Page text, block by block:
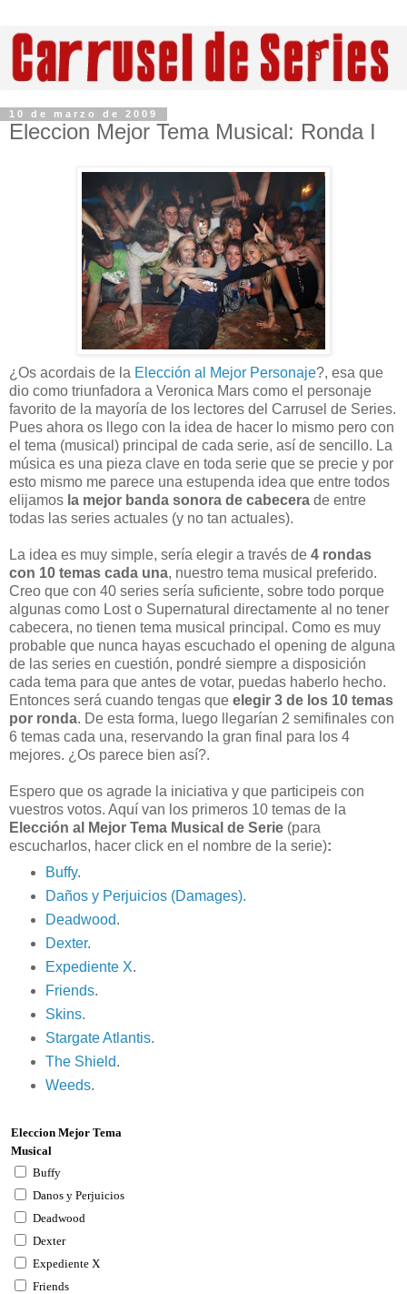
10 de marzo de 2009
Eleccion Mejor Tema Musical: Ronda I
¿Os acordais de la Elección al Mejor Personaje?, esa que
dio como triunfadora a Veronica Mars como el personaje
favorito de la mayoría de los lectores del Carrusel de Series.
Pues ahora os llego con la idea de hacer lo mismo pero con
el tema (musical) principal de cada serie, así de sencillo. La
música es una pieza clave en toda serie que se precie y por
esto mismo me parece una estupenda idea que entre todos
elijamos la mejor banda sonora de cabecera de entre
todas las series actuales (y no tan actuales).
La idea es muy simple, sería elegir a través de 4 rondas
con 10 temas cada una, nuestro tema musical preferido.
Creo que con 40 series sería suficiente, sobre todo porque
algunas como Lost o Supernatural directamente al no tener
cabecera, no tienen tema musical principal. Como es muy
probable que nunca hayas escuchado el opening de alguna
de las series en cuestión, pondré siempre a disposición
cada tema para que antes de votar, puedas haberlo hecho.
Entonces será cuando tengas que elegir 3 de los 10 temas
por ronda. De esta forma, luego llegarían 2 semifinales con
6 temas cada una, reservando la gran final para los 4
mejores. ¿Os parece bien así?.
Espero que os agrade la iniciativa y que participeis con
vuestros votos. Aquí van los primeros 10 temas de la
Elección al Mejor Tema Musical de Serie (para
escucharlos, hacer click en el nombre de la serie):
Buffy.
Daños y Perjuicios (Damages).
Deadwood.
Dexter.
Expediente X.
Friends.
Skins.
Stargate Atlantis.
The Shield.
Weeds.
Eleccion Mejor Tema
Musical
Buffy
Danos y Perjuicios
Deadwood
Dexter
Expediente X
Friends